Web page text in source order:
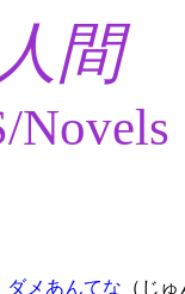
間
Novels
ダメあんてな （じ